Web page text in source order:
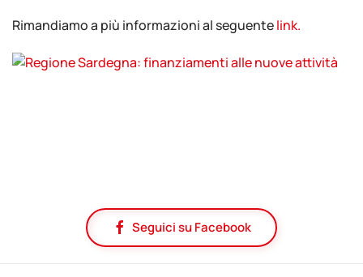
Rimandiamo a più informazioni al seguentelink.
Seguici su Facebook